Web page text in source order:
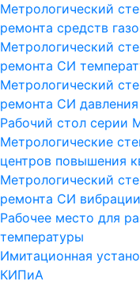
Метрологический
ремонта средств
Метрологический
ремонта СИ
Метрологический
ремонта СИ давления
Рабочий стол серии
Метрологические
центров повышения
Метрологический
ремонта СИ вибрации
Рабочее место для
температуры
Имитационная
КИПиА